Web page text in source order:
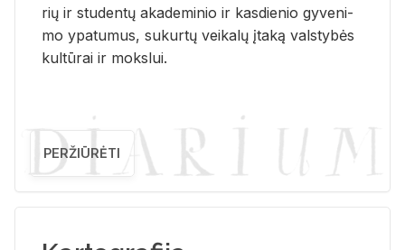
rių ir stu­den­tų aka­de­mi­nio ir kas­die­nio gy­ve­ni­
mo ypa­tu­mus, su­kur­tų vei­ka­lų įta­ką vals­ty­bės
kul­tū­rai ir moks­lui.
PERŽIŪRĖTI